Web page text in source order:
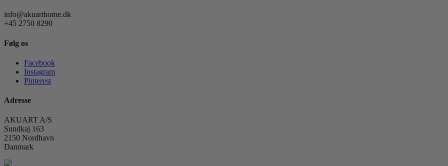
info@akuarthome.dk
+45 2750 8290
Følg os
Facebook
Instagram
Pinterest
Adresse
AKUART A/S
Sundkaj 163
2150 Nordhavn
Danmark